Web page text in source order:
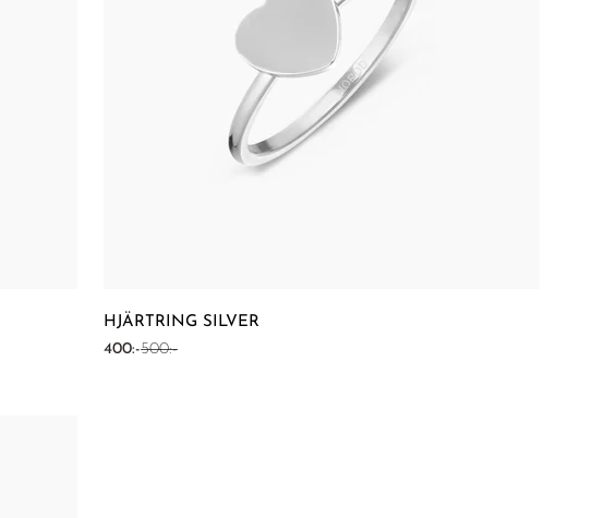
HJÄRTRING SILVER
REA-pris
400:-Pris
500:-